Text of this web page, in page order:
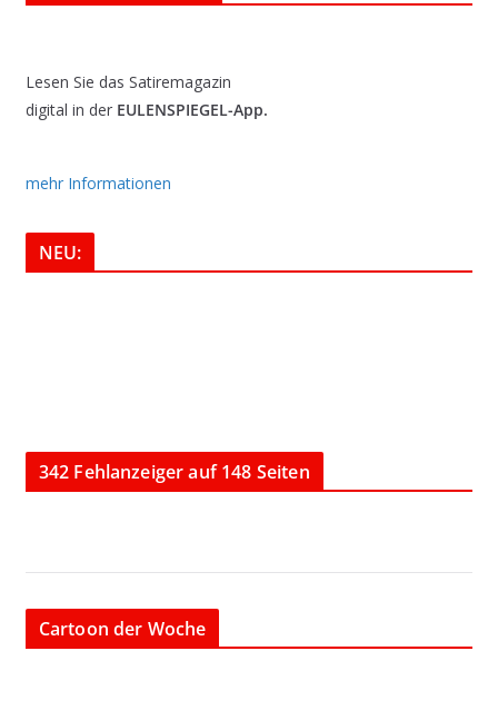
Lesen Sie das Satiremagazin
digital in der EULENSPIEGEL-App.
mehr Informationen
NEU:
342 Fehlanzeiger auf 148 Seiten
Cartoon der Woche